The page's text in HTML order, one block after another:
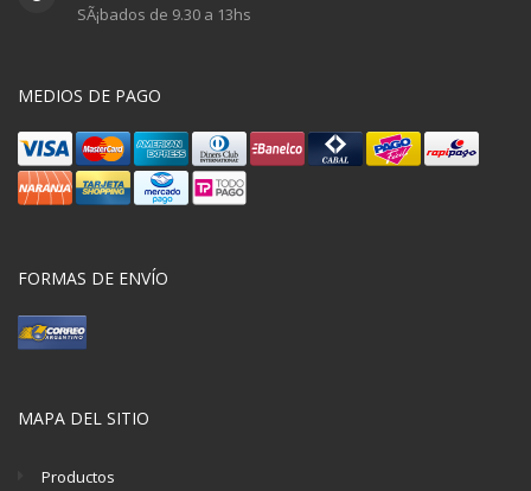
SÃ¡bados de 9.30 a 13hs
MEDIOS DE PAGO
FORMAS DE ENVÍO
MAPA DEL SITIO
Productos